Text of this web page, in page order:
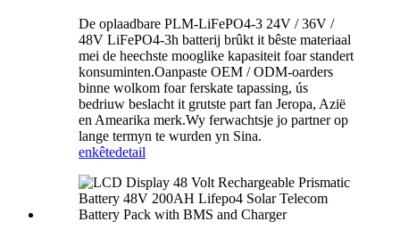
De oplaadbare PLM-LiFePO4-3 24V / 36V /
48V LiFePO4-3h batterij brûkt it bêste materiaal
mei de heechste mooglike kapasiteit foar standert
konsuminten.Oanpaste OEM / ODM-oarders
binne wolkom foar ferskate tapassing, ús
bedriuw beslacht it grutste part fan Jeropa, Azië
en Amearika merk.Wy ferwachtsje jo partner op
lange termyn te wurden yn Sina.
enkêtedetail